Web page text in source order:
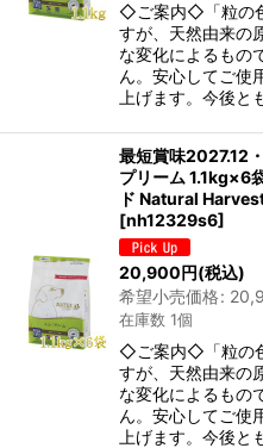
◇ご案内◇「粒の
すが、天然由来の
な変化によるもの
ん。安心してご使
上げます。今後と
最短賞味2027.12
プリーム 1.1kg×6
ド Natural
[nh12329s6]
20,900円(税込)
希望小売価格:
在庫数 1個
◇ご案内◇「粒の
すが、天然由来の
な変化によるもの
ん。安心してご使
上げます。今後と